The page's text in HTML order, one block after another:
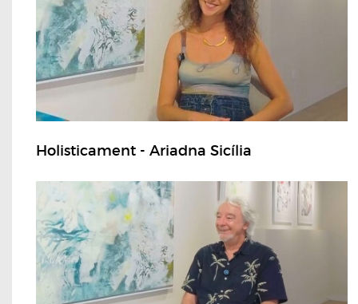
Holisticament - Ariadna Sicília